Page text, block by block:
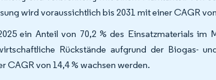
wird voraussichtlich bis 2031 mit einer CAGR
ein Anteil von 70,2 % des Einsatzmaterials im
Rückstände aufgrund der Biogas-
CAGR von 14,4 % wachsen werden.